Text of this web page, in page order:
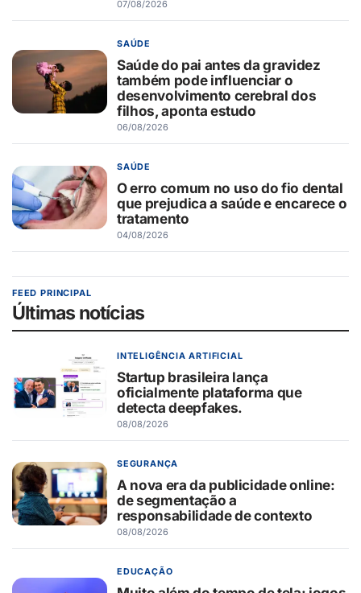
07/08/2026
SAÚDE
Saúde do pai antes da gravidez
também pode influenciar o
desenvolvimento cerebral dos
filhos, aponta estudo
06/08/2026
SAÚDE
O erro comum no uso do fio dental
que prejudica a saúde e encarece o
tratamento
04/08/2026
FEED PRINCIPAL
Últimas notícias
INTELIGÊNCIA ARTIFICIAL
Startup brasileira lança
oficialmente plataforma que
detecta deepfakes.
08/08/2026
SEGURANÇA
A nova era da publicidade online:
de segmentação a
responsabilidade de contexto
08/08/2026
EDUCAÇÃO